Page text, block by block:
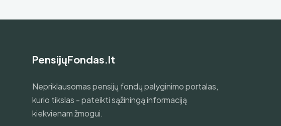
PensijųFondas.lt
Nepriklausomas pensijų fondų palyginimo portalas,
kurio tikslas - pateikti sąžiningą informaciją
kiekvienam žmogui.